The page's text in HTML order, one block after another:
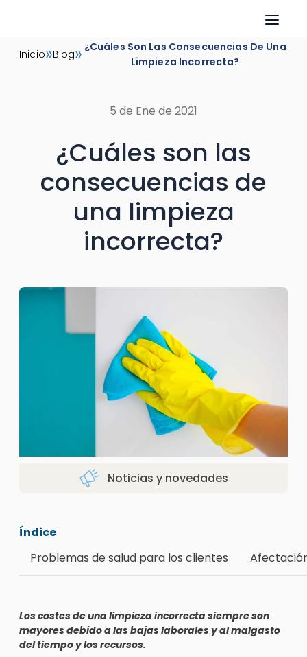
Inicio»Blog» ¿Cuáles Son Las Consecuencias De Una
Limpieza Incorrecta?
5 de Ene de 2021
¿Cuáles son las
consecuencias de
una limpieza
incorrecta?
Noticias y novedades
Índice
Problemas de salud para los clientes
Los costes de una limpieza incorrecta siempre son
mayores debido a las bajas laborales y al malgasto
del tiempo y los recursos.